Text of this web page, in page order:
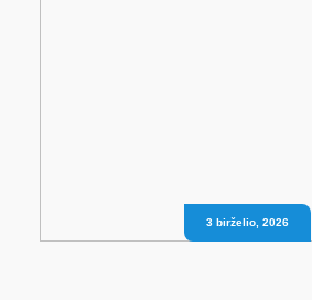
3 birželio, 2026